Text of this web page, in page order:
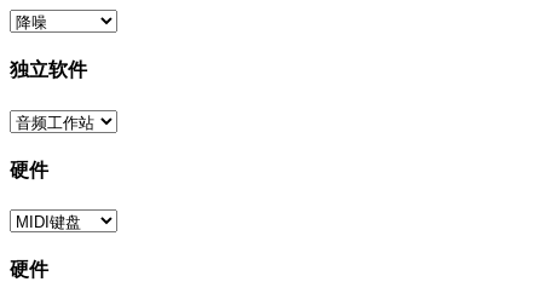
独立软件
硬件
硬件